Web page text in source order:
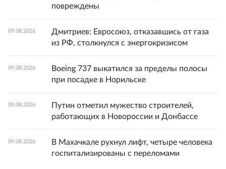
повреждены
09.08.2026
Дмитриев: Евросоюз, отказавшись от газа
из РФ, столкнулся с энергокризисом
09.08.2026
Boeing 737 выкатился за пределы полосы
при посадке в Норильске
09.08.2026
Путин отметил мужество строителей,
работающих в Новороссии и Донбассе
09.08.2026
В Махачкале рухнул лифт, четыре человека
госпитализированы с переломами